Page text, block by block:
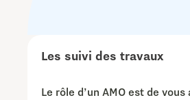
Les suivi des travaux
Le rôle d’un AMO est de